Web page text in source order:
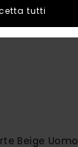
Beige Uomo
tutti